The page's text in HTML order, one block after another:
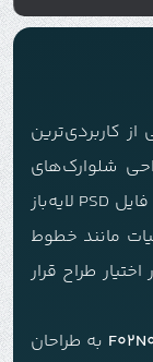
از کاربردی‌ترین
شلوارک‌های
اسپرت زنانه و مردانه مناسب می‌باشد. این فایل PSD لایه‌باز
مانند خطوط
طراح قرار
به طراحان